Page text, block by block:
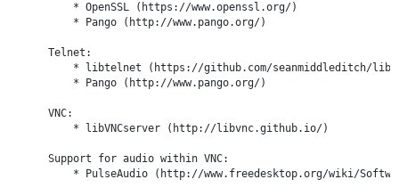
        * OpenSSL (https://www.openssl.org/)
        * Pango (http://www.pango.org/)
    Telnet:
* libtelnet (https://github.com/seanmiddleditch/
        * Pango (http://www.pango.org/)
    VNC:
        * libVNCserver (http://libvnc.github.io/)
    Support for audio within VNC:
* PulseAudio (http://www.freedesktop.org/wiki/